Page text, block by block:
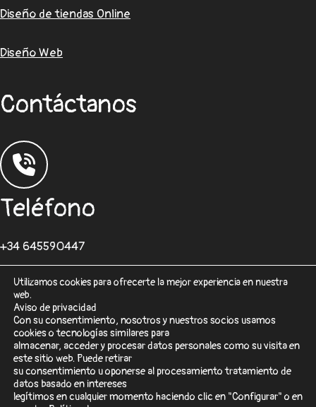
Diseño de tiendas Online
Diseño Web
Contáctanos
Teléfono
+34 645590447
Correo
desarrolloweb@sisformaticos.com
Utilizamos cookies para ofrecerte la mejor experiencia en nuestra
web.
Aviso de privacidad
Con su consentimiento, nosotros y nuestros socios usamos
cookies o tecnologías similares para
almacenar, acceder y procesar datos personales como su visita en
este sitio web. Puede retirar
su consentimiento u oponerse al procesamiento tratamiento de
datos basado en intereses
legítimos en cualquier momento haciendo clic en "Configurar" o en